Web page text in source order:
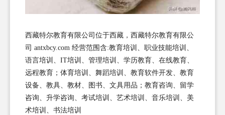
西藏特尔教育有限公司位于西藏，西藏特尔教育有限公
司 antxbcy.com 经营范围含:教育培训、职业技能培训、
语言培训、IT培训、管理培训、学历教育、在线教育、
远程教育；体育培训、舞蹈培训、教育软件开发、教育
设备、教具、教材、图书、文具用品；教育咨询、留学
咨询、升学咨询、考试培训、艺术培训、音乐培训、美
术培训、书法培训